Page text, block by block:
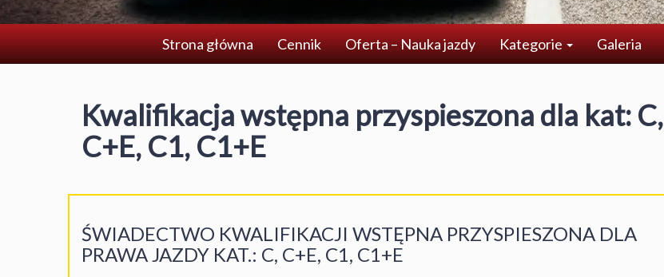
Strona główna Cennik Oferta – Nauka jazdy Kategorie Galeria
Kwalifikacja wstępna przyspieszona dla kat: C,
C+E, C1, C1+E
ŚWIADECTWO KWALIFIKACJI WSTĘPNA PRZYSPIESZONA DLA
PRAWA JAZDY KAT.: C, C+E, C1, C1+E